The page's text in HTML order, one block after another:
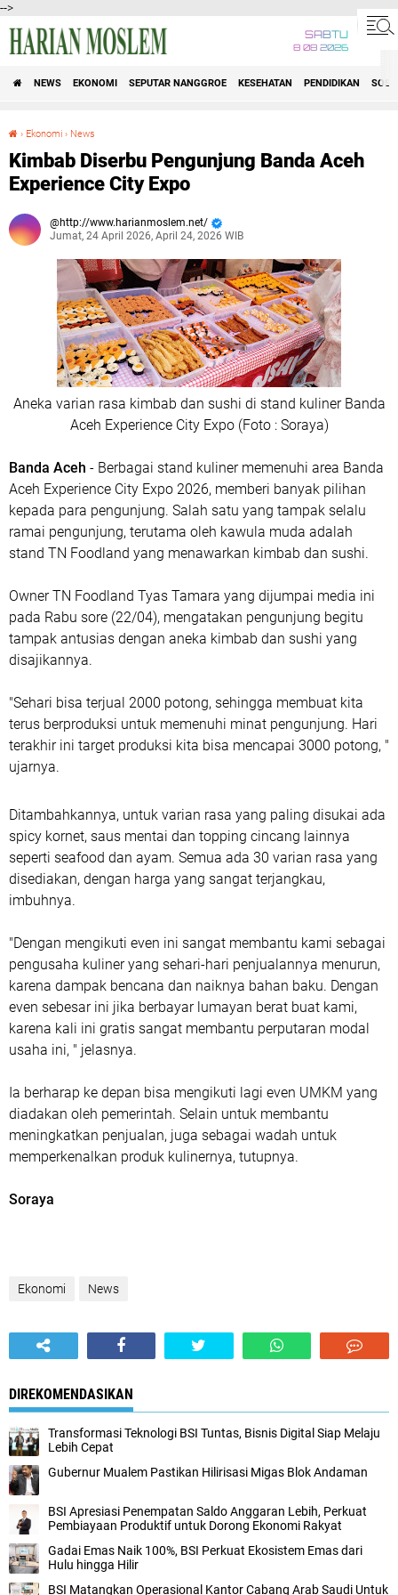
-->
SABTU
8 08 2026
NEWS EKONOMI SEPUTAR NANGGROE KESEHATAN PENDIDIKAN
› Ekonomi › News
Kimbab Diserbu Pengunjung Banda Aceh
Experience City Expo
http://www.harianmoslem.net/
Jumat, 24 April 2026, April 24, 2026 WIB
Aneka varian rasa kimbab dan sushi di stand kuliner Banda
Aceh Experience City Expo (Foto : Soraya)
Banda Aceh - Berbagai stand kuliner memenuhi area Banda
Aceh Experience City Expo 2026, memberi banyak pilihan
kepada para pengunjung. Salah satu yang tampak selalu
ramai pengunjung, terutama oleh kawula muda adalah
stand TN Foodland yang menawarkan kimbab dan sushi.
Owner TN Foodland Tyas Tamara yang dijumpai media ini
pada Rabu sore (22/04), mengatakan pengunjung begitu
tampak antusias dengan aneka kimbab dan sushi yang
disajikannya.
"Sehari bisa terjual 2000 potong, sehingga membuat kita
terus berproduksi untuk memenuhi minat pengunjung. Hari
terakhir ini target produksi kita bisa mencapai 3000 potong, "
ujarnya.
Ditambahkannya, untuk varian rasa yang paling disukai ada
spicy kornet, saus mentai dan topping cincang lainnya
seperti seafood dan ayam. Semua ada 30 varian rasa yang
disediakan, dengan harga yang sangat terjangkau,
imbuhnya.
"Dengan mengikuti even ini sangat membantu kami sebagai
pengusaha kuliner yang sehari-hari penjualannya menurun,
karena dampak bencana dan naiknya bahan baku. Dengan
even sebesar ini jika berbayar lumayan berat buat kami,
karena kali ini gratis sangat membantu perputaran modal
usaha ini, " jelasnya.
Ia berharap ke depan bisa mengikuti lagi even UMKM yang
diadakan oleh pemerintah. Selain untuk membantu
meningkatkan penjualan, juga sebagai wadah untuk
memperkenalkan produk kulinernya, tutupnya.
Soraya
Ekonomi News
DIREKOMENDASIKAN
Transformasi Teknologi BSI Tuntas, Bisnis Digital Siap Melaju
Lebih Cepat
Gubernur Mualem Pastikan Hilirisasi Migas Blok Andaman
BSI Apresiasi Penempatan Saldo Anggaran Lebih, Perkuat
Pembiayaan Produktif untuk Dorong Ekonomi Rakyat
Gadai Emas Naik 100%, BSI Perkuat Ekosistem Emas dari
Hulu hingga Hilir
BSI Matangkan Operasional Kantor Cabang Arab Saudi Untuk